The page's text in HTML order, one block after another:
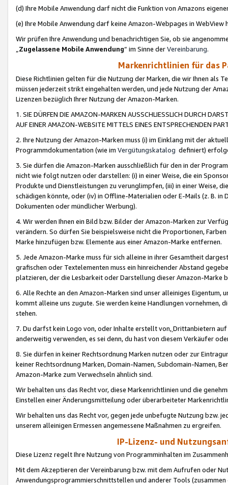
(d) Ihre Mobile Anwendung darf nicht die Funktion von Amazons
(e) Ihre Mobile Anwendung darf keine Amazon-Webpages in WebView
Wir prüfen Ihre Anwendung und benachrichtigen Sie, ob sie
„Zugelassene Mobile Anwendung“ im Sinne derVereinbarung.
Markenrichtlinien für das
Diese Richtlinien gelten für die Nutzung der Marken, die wir Ihnen als
müssen jederzeit strikt eingehalten werden, und jede Nutzung der
Lizenzen bezüglich Ihrer Nutzung der Amazon-Marken.
1. SIE DÜRFEN DIE AMAZON-MARKEN AUSSCHLIESSLICH DURCH
AUF EINER AMAZON-WEBSITE MITTELS EINES ENTSPRECHENDEN
2. Ihre Nutzung der Amazon-Marken muss (i) im Einklang mit der
Programmdokumentation (wie im Vergütungskatalog definiert)
3. Sie dürfen die Amazon-Marken ausschließlich für den in der
nicht wie folgt nutzen oder darstellen: (i) in einer Weise, die ein
Produkte und Dienstleistungen zu verunglimpfen, (iii) in einer Weise,
schädigen könnte, oder (iv) in Offline-Materialien oder E-Mails (z. B. in
Dokumenten oder mündlicher Werbung).
4. Wir werden Ihnen ein Bild bzw. Bilder der Amazon-Marken zur
verändern. So dürfen Sie beispielsweise nicht die Proportionen,
Marke hinzufügen bzw. Elemente aus einer Amazon-Marke entfernen.
5. Jede Amazon-Marke muss für sich alleine in ihrer Gesamtheit
grafischen oder Textelementen muss ein hinreichender Abstand
platzieren, der die Lesbarkeit oder Darstellung dieser Amazon-Marke
6. Alle Rechte an den Amazon-Marken sind unser alleiniges
kommt alleine uns zugute. Sie werden keine Handlungen vornehmen,
stehen.
7. Du darfst kein Logo von, oder Inhalte erstellt von,Drittanbietern auf
anderweitig verwenden, es sei denn, du hast von diesem Verkäufer
8. Sie dürfen in keiner Rechtsordnung Marken nutzen oder zur
keiner Rechtsordnung Marken, Domain-Namen, Subdomain-Namen,
Amazon-Marke zum Verwechseln ähnlich sind.
Wir behalten uns das Recht vor, diese Markenrichtlinien und die
Einstellen einer Änderungsmitteilung oder überarbeiteter
Wir behalten uns das Recht vor, gegen jede unbefugte Nutzung bzw.
unserem alleinigen Ermessen angemessene Maßnahmen zu ergreifen.
IP-Lizenz- und
Diese Lizenz regelt Ihre Nutzung von Programminhalten im
Mit dem Akzeptieren der Vereinbarung bzw. mit dem Aufrufen oder
Anwendungsprogrammierschnittstellen und anderer Tools (zusammen